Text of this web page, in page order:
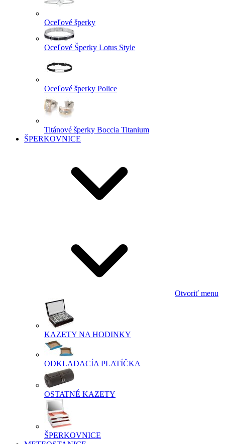
Oceľové šperky
Oceľové Šperky Lotus Style
Oceľové šperky Police
Titánové šperky Boccia Titanium
ŠPERKOVNICE
Otvoriť menu
KAZETY NA HODINKY
ODKLADACÍA PLATÍČKA
OSTATNÉ KAZETY
ŠPERKOVNICE